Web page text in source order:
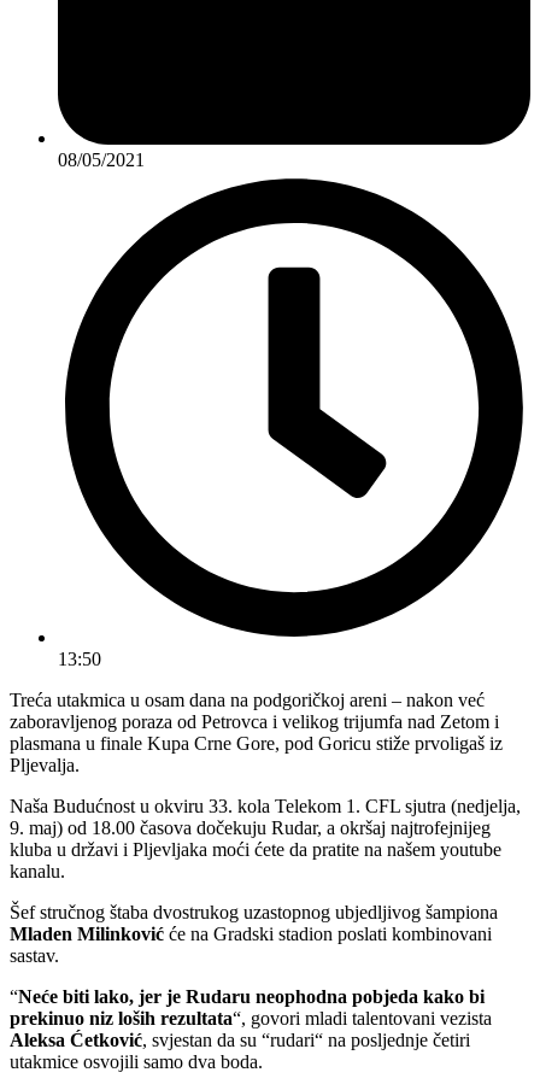
08/05/2021
13:50
Treća utakmica u osam dana na podgoričkoj areni – nakon već
zaboravljenog poraza od Petrovca i velikog trijumfa nad Zetom i
plasmana u finale Kupa Crne Gore, pod Goricu stiže prvoligaš iz
Pljevalja.
Naša Budućnost u okviru 33. kola Telekom 1. CFL sjutra (nedjelja,
9. maj) od 18.00 časova dočekuju Rudar, a okršaj najtrofejnijeg
kluba u državi i Pljevljaka moći ćete da pratite na našem youtube
kanalu.
Šef stručnog štaba dvostrukog uzastopnog ubjedljivog šampiona
Mladen Milinković će na Gradski stadion poslati kombinovani
sastav.
“Neće biti lako, jer je Rudaru neophodna pobjeda kako bi
prekinuo niz loših rezultata“, govori mladi talentovani vezista
Aleksa Ćetković, svjestan da su “rudari“ na posljednje četiri
utakmice osvojili samo dva boda.